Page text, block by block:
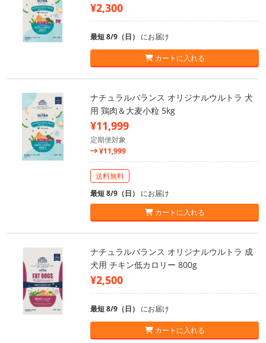
¥2,300
最短 8/9（日） にお届け
カートに入れる
ナチュラルバランス オリジナルウルトラ 犬
用 鶏肉＆大麦小粒 5kg
¥11,999
定期便対象
¥11,999
送料無料
最短 8/9（日） にお届け
カートに入れる
ナチュラルバランス オリジナルウルトラ 成
犬用 チキン低カロリー 800g
¥2,500
最短 8/9（日） にお届け
カートに入れる